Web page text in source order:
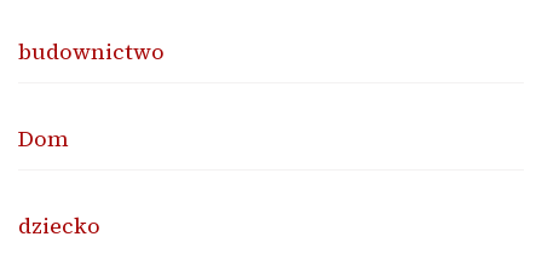
budownictwo
Dom
dziecko